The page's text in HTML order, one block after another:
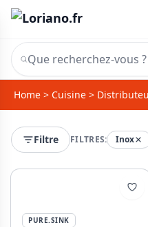
Home > Cuisine >
Filtre FILTRES: Inox
PURE.SINK